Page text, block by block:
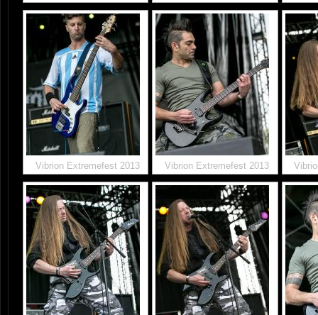
Vibrion Extremefest 2013 Vibrion Extremefest 2013